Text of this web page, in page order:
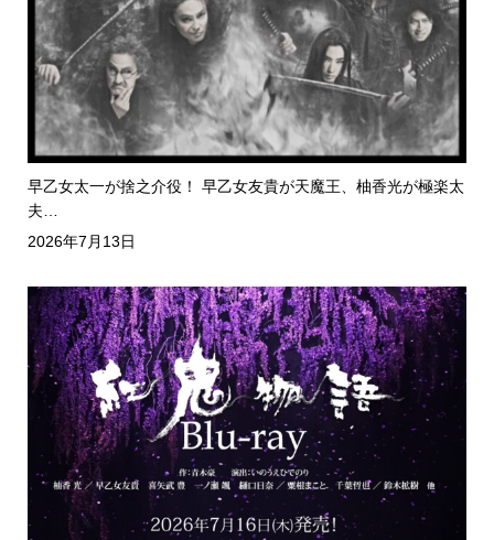
早乙女太一が捨之介役！ 早乙女友貴が天魔王、柚香光が極楽太
夫…
2026年7月13日